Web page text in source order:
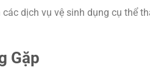
dịch vụ vệ sinh dụng cụ thể
Gặp